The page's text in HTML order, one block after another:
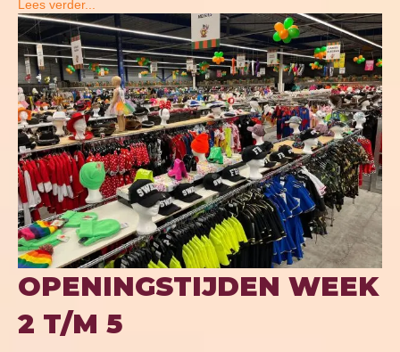
Lees verder...
OPENINGSTIJDEN WEEK
2 T/M 5